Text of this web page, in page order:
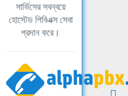
সার্ভিসের সবন্বয়ে
হোস্টেড পিবিএক্স সেবা
প্রদান করে।